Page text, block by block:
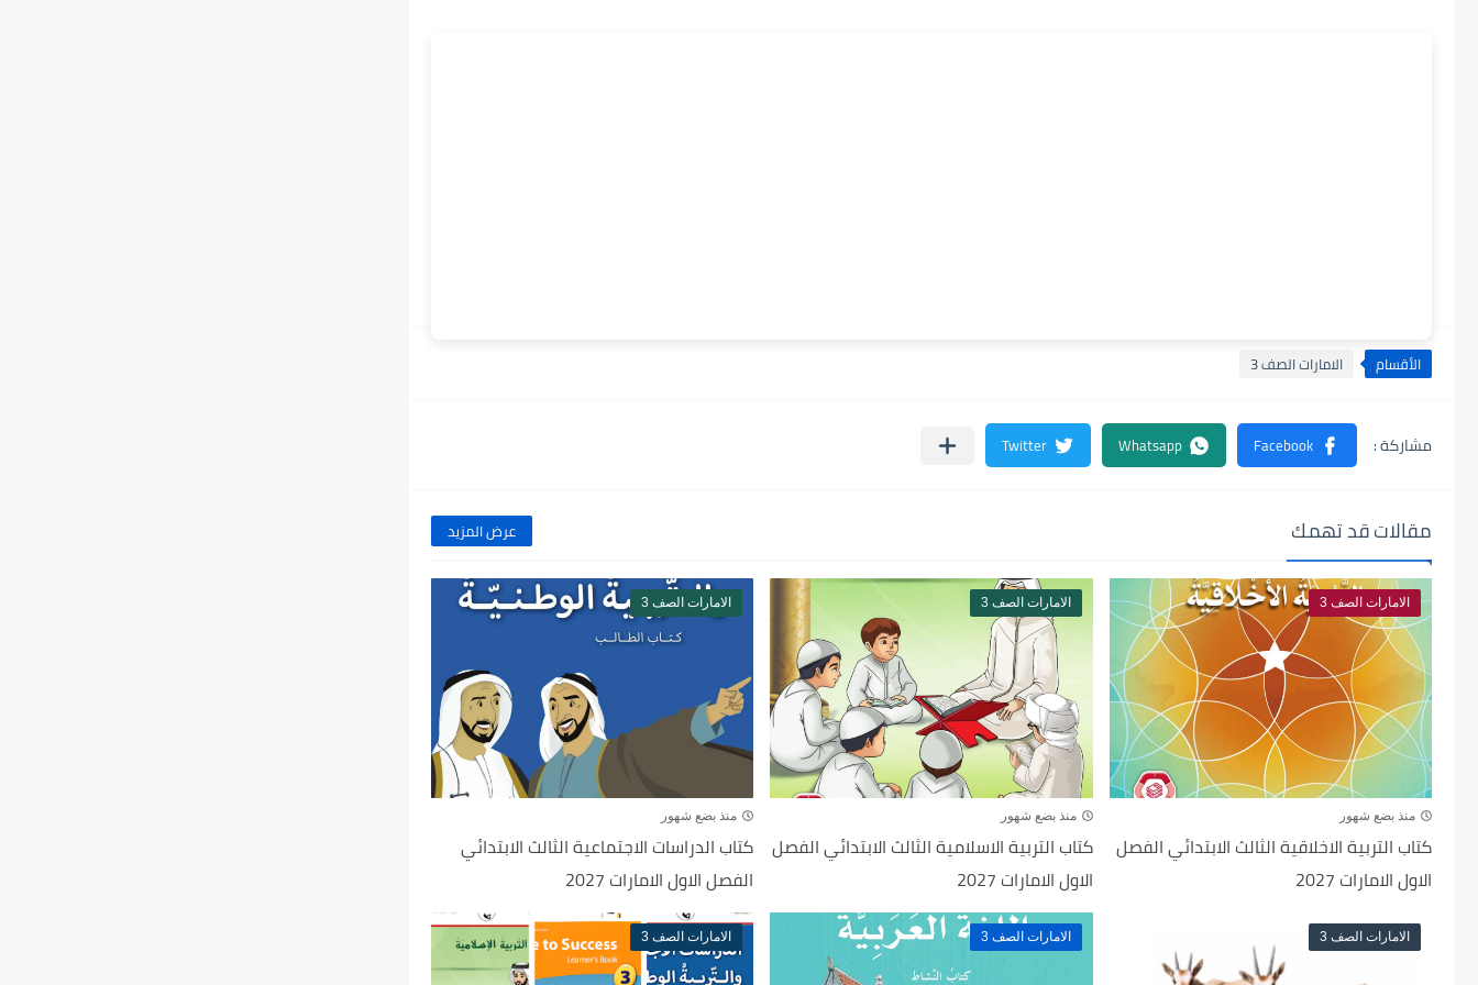
الأقسام الامارات الصف 3
مقالات قد تهمك عرض المزيد
الامارات الصف 3
منذ بضع شهور
كتاب التربية الاخلاقية الثالث الابتدائي الفصل
الاول الامارات 2027
الامارات الصف 3
منذ بضع شهور
كتاب التربية الاسلامية الثالث الابتدائي الفصل
الاول الامارات 2027
الامارات الصف 3
منذ بضع شهور
كتاب الدراسات الاجتماعية الثالث الابتدائي
الفصل الاول الامارات 2027
الامارات الصف 3 الامارات الصف 3 الامارات الصف 3